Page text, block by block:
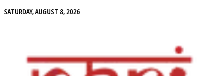
SATURDAY, AUGUST 8, 2026